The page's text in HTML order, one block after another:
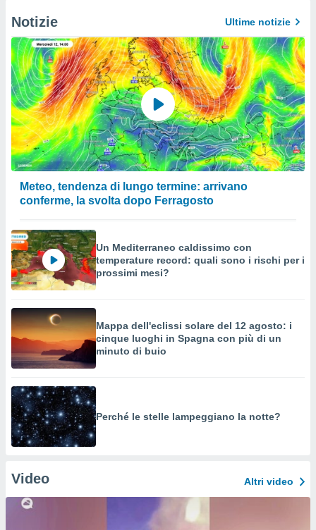
Notizie Ultime notizie
Meteo, tendenza di lungo termine: arrivano
conferme, la svolta dopo Ferragosto
Un Mediterraneo caldissimo con
temperature record: quali sono i rischi per i
prossimi mesi?
Mappa dell'eclissi solare del 12 agosto: i
cinque luoghi in Spagna con più di un
minuto di buio
Perché le stelle lampeggiano la notte?
Video Altri video